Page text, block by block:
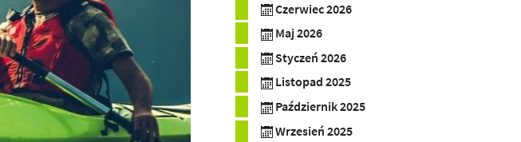
Czerwiec 2026
Maj 2026
Styczeń 2026
Listopad 2025
Październik 2025
Wrzesień 2025